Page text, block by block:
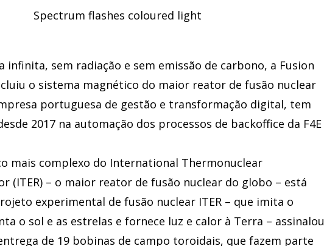
infinita, sem radiação e sem emissão de carbono, a Fusion
o sistema magnético do maior reator de fusão nuclear
portuguesa de gestão e transformação digital, tem
2017 na automação dos processos de backoffice da F4E
mais complexo do International Thermonuclear
(ITER) – o maior reator de fusão nuclear do globo – está
experimental de fusão nuclear ITER – que imita o
o sol e as estrelas e fornece luz e calor à Terra – assinalou
de 19 bobinas de campo toroidais, que fazem parte